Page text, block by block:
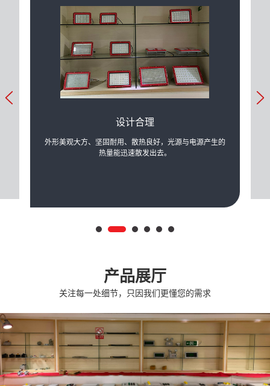
设计合理
外形美观大方、坚固耐用、散热良好，光源与电源产生的
热量能迅速散发出去。
产品展厅
关注每一处细节，只因我们更懂您的需求